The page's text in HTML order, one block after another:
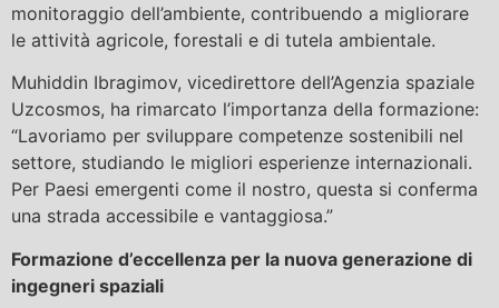
monitoraggio dell’ambiente, contribuendo a migliorare
le attività agricole, forestali e di tutela ambientale.
Muhiddin Ibragimov, vicedirettore dell’Agenzia spaziale
Uzcosmos, ha rimarcato l’importanza della formazione:
“Lavoriamo per sviluppare competenze sostenibili nel
settore, studiando le migliori esperienze internazionali.
Per Paesi emergenti come il nostro, questa si conferma
una strada accessibile e vantaggiosa.”
Formazione d’eccellenza per la nuova generazione di
ingegneri spaziali